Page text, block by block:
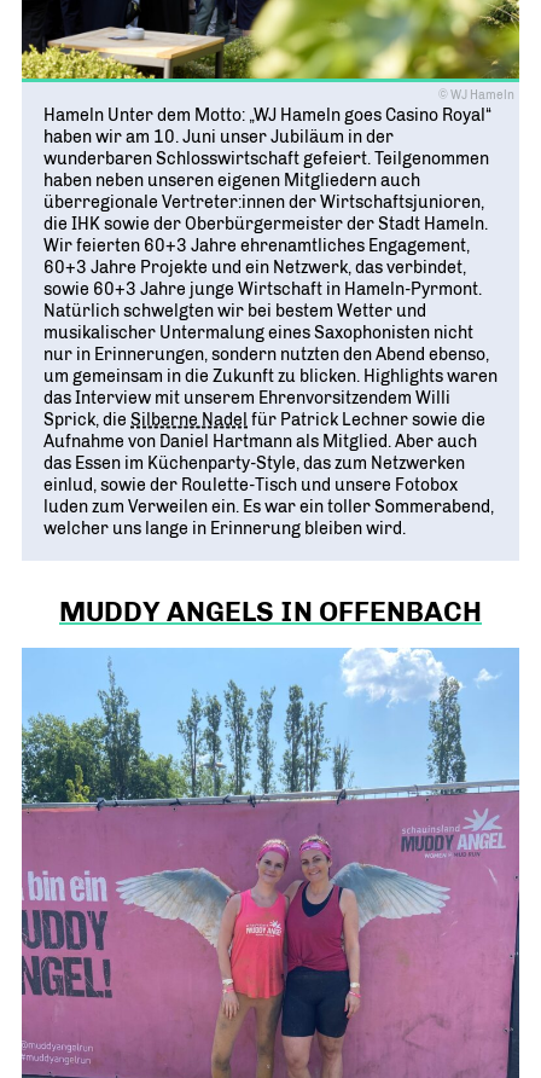
© WJ Hameln
Hameln Unter dem Motto: „WJ Hameln goes Casino Royal“
haben wir am 10. Juni unser Jubiläum in der
wunderbaren Schlosswirtschaft gefeiert. Teilgenommen
haben neben unseren eigenen Mitgliedern auch
überregionale Vertreter:innen der Wirtschaftsjunioren,
die IHK sowie der Oberbürgermeister der Stadt Hameln.
Wir feierten 60+3 Jahre ehrenamtliches Engagement,
60+3 Jahre Projekte und ein Netzwerk, das verbindet,
sowie 60+3 Jahre junge Wirtschaft in Hameln-Pyrmont.
Natürlich schwelgten wir bei bestem Wetter und
musikalischer Untermalung eines Saxophonisten nicht
nur in Erinnerungen, sondern nutzten den Abend ebenso,
um gemeinsam in die Zukunft zu blicken. Highlights waren
das Interview mit unserem Ehrenvorsitzendem Willi
Sprick, die Silberne Nadel für Patrick Lechner sowie die
Aufnahme von Daniel Hartmann als Mitglied. Aber auch
das Essen im Küchenparty-Style, das zum Netzwerken
einlud, sowie der Roulette-Tisch und unsere Fotobox
luden zum Verweilen ein. Es war ein toller Sommerabend,
welcher uns lange in Erinnerung bleiben wird.
MUDDY ANGELS IN OFFENBACH